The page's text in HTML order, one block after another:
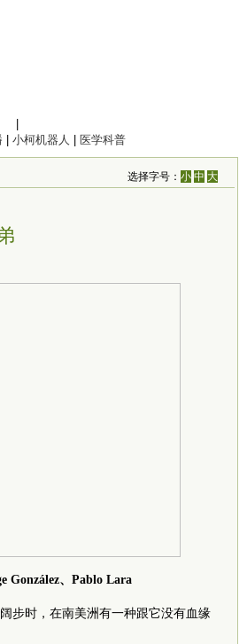
小柯机器人 医学科普
选择字号：小 中 大
González、Pablo Lara
步时，在南美洲有一种跟它没有血缘